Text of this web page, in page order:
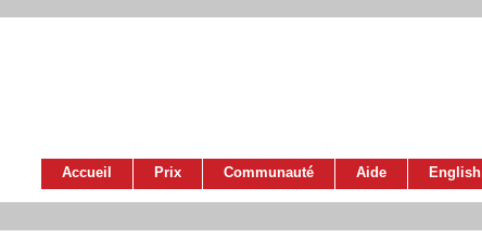
Accueil Prix Communauté Aide English